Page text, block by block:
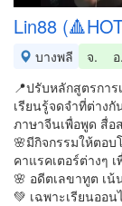
Lin88
บางพลี จ. อ.
📍ปรับหลักสูตรกา
เรียนรู้จดจำที่ต่าง
ภาษาจีนเพื่อพูด สื่อ
🌸มีกิจกรรมให้ตอ
คาแรคเตอร์ต่างๆ
🌸 อดีตเลขาทูต เน้
💚 เฉพาะเรียนออ